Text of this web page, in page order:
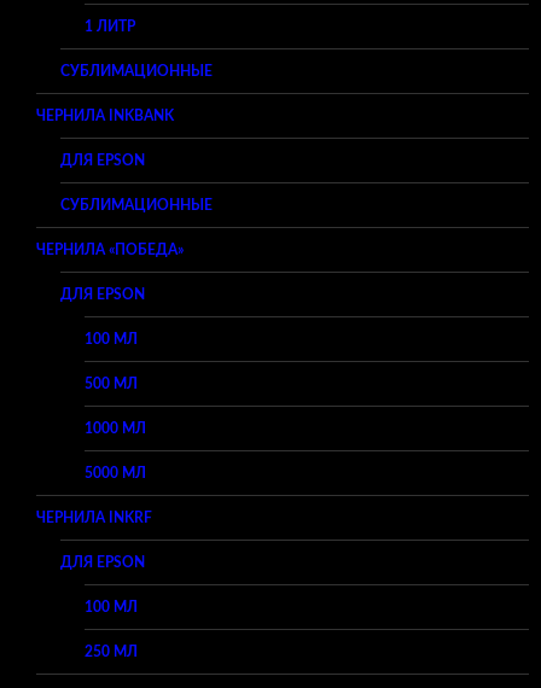
1 ЛИТР
СУБЛИМАЦИОННЫЕ
ЧЕРНИЛА INKBANK
ДЛЯ EPSON
СУБЛИМАЦИОННЫЕ
ЧЕРНИЛА «ПОБЕДА»
ДЛЯ EPSON
100 МЛ
500 МЛ
1000 МЛ
5000 МЛ
ЧЕРНИЛА INKRF
ДЛЯ EPSON
100 МЛ
250 МЛ